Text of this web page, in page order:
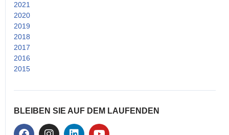
2021
2020
2019
2018
2017
2016
2015
BLEIBEN SIE AUF DEM LAUFENDEN